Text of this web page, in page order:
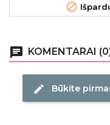

chat KOMENTARAI
edit Būkite